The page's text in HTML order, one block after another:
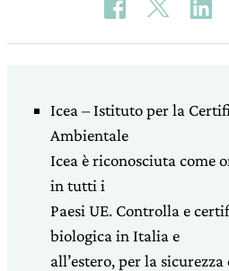
Icea – Istituto per la
Ambientale
Icea è riconosciuta come
in tutti i
Paesi UE. Controlla e
biologica in Italia e
all’estero, per la